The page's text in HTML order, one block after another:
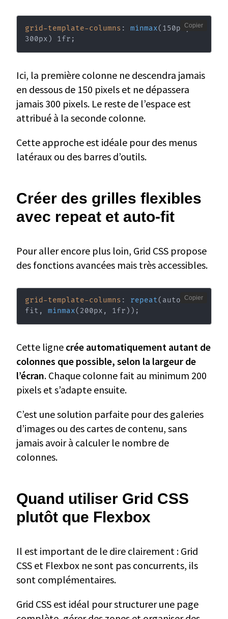
grid-template-columns : minmax( 150px,
300px ) 1fr ;
Copier
Ici, la première colonne ne descendra jamais
en dessous de 150 pixels et ne dépassera
jamais 300 pixels. Le reste de l’espace est
attribué à la seconde colonne.
Cette approche est idéale pour des menus
latéraux ou des barres d’outils.
Créer des grilles flexibles
avec repeat et auto-fit
Pour aller encore plus loin, Grid CSS propose
des fonctions avancées mais très accessibles.
grid-template-columns : repeat( auto-
fit , minmax( 200px , 1fr ) ) ;
Copier
Cette ligne crée automatiquement autant de
colonnes que possible, selon la largeur de
l’écran. Chaque colonne fait au minimum 200
pixels et s’adapte ensuite.
C’est une solution parfaite pour des galeries
d’images ou des cartes de contenu, sans
jamais avoir à calculer le nombre de
colonnes.
Quand utiliser Grid CSS
plutôt que Flexbox
Il est important de le dire clairement : Grid
CSS et Flexbox ne sont pas concurrents, ils
sont complémentaires.
Grid CSS est idéal pour structurer une page